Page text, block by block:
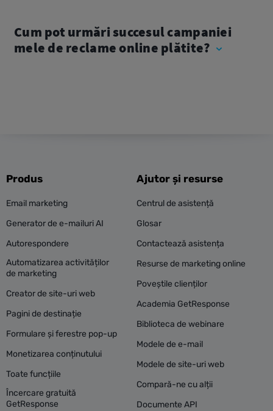
Cum pot urmări succesul campaniei
mele de reclame online plătite?
Produs
Email marketing
Generator de e-mailuri AI
Autorespondere
Automatizarea activităților
de marketing
Creator de site-uri web
Pagini de destinație
Formulare și ferestre pop-up
Monetizarea conținutului
Toate funcțiile
Încercare gratuită
GetResponse
Ajutor și resurse
Centrul de asistență
Glosar
Contactează asistența
Resurse de marketing online
Poveștile clienților
Academia GetResponse
Biblioteca de webinare
Modele de e-mail
Modele de site-uri web
Compară-ne cu alții
Documente API